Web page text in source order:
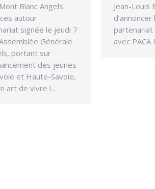
Blanc Angels
autour
signée le jeudi 7
Générale
portant sur
des jeunes
et Haute-Savoie,
art de vivre !…
Jean-Louis
partenariat
avec